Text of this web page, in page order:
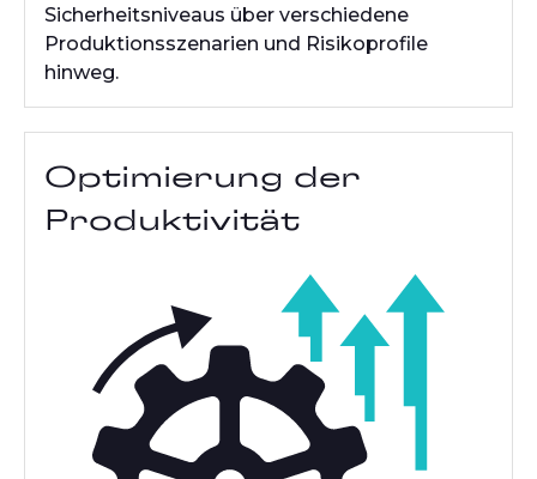
Sicherheitsniveaus über verschiedene
Produktionsszenarien und Risikoprofile
hinweg.
Optimierung der
Produktivität